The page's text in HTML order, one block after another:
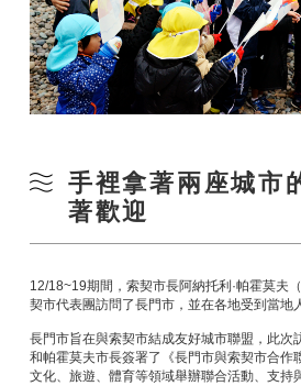
手裡拿著兩座城市
著歡迎
12/18~19期間，索契市長阿納托利·帕霍莫夫
契市代表團訪問了長門市，並在各地受到當地
長門市旨在與索契市結成友好城市聯盟，此次
和帕霍莫夫市長簽署了《長門市與索契市合作
文化、旅遊、體育等領域舉辦聯合活動、支持